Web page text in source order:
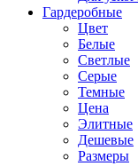
Гардеробные
Цвет
Белые
Светлые
Серые
Темные
Цена
Элитные
Дешевые
Размеры